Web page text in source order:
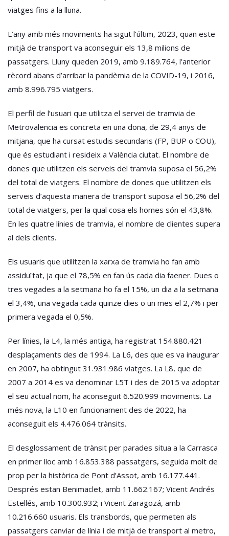
viatges fins a la lluna.
L’any amb més moviments ha sigut l’últim, 2023, quan este
mitjà de transport va aconseguir els 13,8 milions de
passatgers. Lluny queden 2019, amb 9.189.764, l’anterior
rècord abans d’arribar la pandèmia de la COVID-19, i 2016,
amb 8.996.795 viatgers.
El perfil de l’usuari que utilitza el servei de tramvia de
Metrovalencia es concreta en una dona, de 29,4 anys de
mitjana, que ha cursat estudis secundaris (FP, BUP o COU),
que és estudiant i resideix a València ciutat. El nombre de
dones que utilitzen els serveis del tramvia suposa el 56,2%
del total de viatgers. El nombre de dones que utilitzen els
serveis d’aquesta manera de transport suposa el 56,2% del
total de viatgers, per la qual cosa els homes són el 43,8%.
En les quatre línies de tramvia, el nombre de clientes supera
al dels clients.
Els usuaris que utilitzen la xarxa de tramvia ho fan amb
assiduïtat, ja que el 78,5% en fan ús cada dia faener. Dues o
tres vegades a la setmana ho fa el 15%, un dia a la setmana
el 3,4%, una vegada cada quinze dies o un mes el 2,7% i per
primera vegada el 0,5%.
Per línies, la L4, la més antiga, ha registrat 154.880.421
desplaçaments des de 1994. La L6, des que es va inaugurar
en 2007, ha obtingut 31.931.986 viatges. La L8, que de
2007 a 2014 es va denominar L5T i des de 2015 va adoptar
el seu actual nom, ha aconseguit 6.520.999 moviments. La
més nova, la L10 en funcionament des de 2022, ha
aconseguit els 4.476.064 trànsits.
El desglossament de trànsit per parades situa a la Carrasca
en primer lloc amb 16.853.388 passatgers, seguida molt de
prop per la històrica de Pont d’Assot, amb 16.177.441.
Després estan Benimaclet, amb 11.662.167; Vicent Andrés
Estellés, amb 10.300.932; i Vicent Zaragozá, amb
10.216.660 usuaris. Els transbords, que permeten als
passatgers canviar de línia i de mitjà de transport al metro,